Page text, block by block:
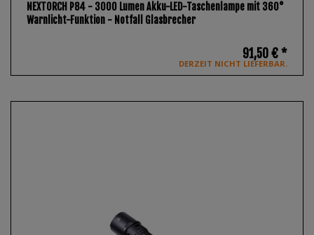
NEXTORCH P84 - 3000 Lumen Akku-LED-Taschenlampe mit 360°
Warnlicht-Funktion - Notfall Glasbrecher
DERZEIT NICHT LIEFERBAR.
91,50 € *